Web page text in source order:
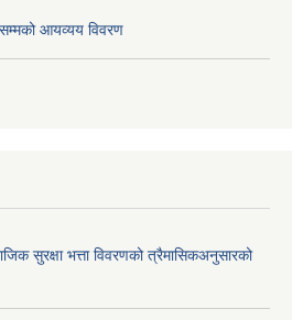
आयव्यय विवरण
सुरक्षा भत्ता विवरणको त्रैमासिकअनुसारको